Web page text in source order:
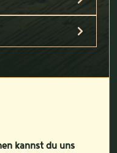
kannst du uns